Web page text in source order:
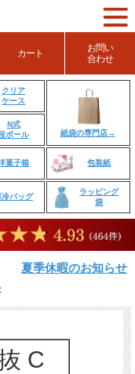
クリア
ケース
紙袋の専門店→
N式
ボール
菓子箱 包装紙
冷バッグ
ラッピング
袋
夏季休暇のお知らせ
C
カート
お問い
合わせ